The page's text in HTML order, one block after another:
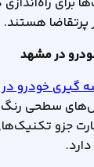
پرتقاضا هستند.
در مشهد
گیری خودرو
سطحی رنگ
جزو
.